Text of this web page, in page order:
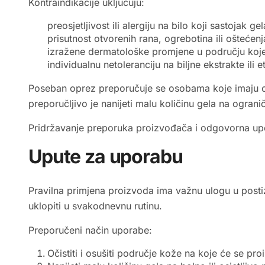
Kontraindikacije uključuju:
preosjetljivost ili alergiju na bilo koji sastojak
prisutnost otvorenih rana, ogrebotina ili
izražene dermatološke promjene u području
individualnu netoleranciju na biljne ekstrakte ili
Poseban oprez preporučuje se osobama koje
preporučljivo je nanijeti malu količinu gela na
Pridržavanje preporuka proizvođača i odgovorna
Upute za uporabu
Pravilna primjena proizvoda ima važnu ulogu u
uklopiti u svakodnevnu rutinu.
Preporučeni način uporabe:
Očistiti i osušiti područje kože na koje će se